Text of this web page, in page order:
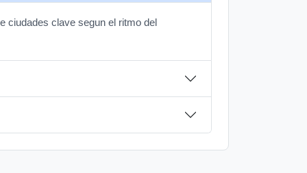
ciudades clave segun el ritmo del